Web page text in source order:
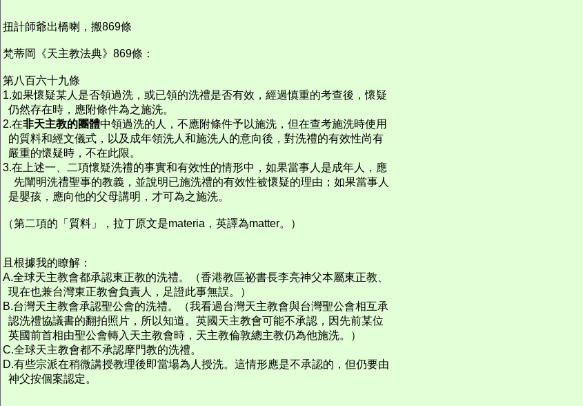
扭計師爺出橋喇，搬869條
梵蒂岡《天主教法典》869條：
第八百六十九條
1.如果懷疑某人是否領過洗，或已領的洗禮是否有效，經過慎重的考查後，懷疑
仍然存在時，應附條件為之施洗。
2.在非天主教的團體中領過洗的人，不應附條件予以施洗，但在查考施洗時使用
的質料和經文儀式，以及成年領洗人和施洗人的意向後，對洗禮的有效性尚有
嚴重的懷疑時，不在此限。
3.在上述一、二項懷疑洗禮的事實和有效性的情形中，如果當事人是成年人，應
先闡明洗禮聖事的教義，並說明已施洗禮的有效性被懷疑的理由；如果當事人
是嬰孩，應向他的父母講明，才可為之施洗。
（第二項的「質料」，拉丁原文是materia，英譯為matter。）
且根據我的瞭解：
A.全球天主教會都承認東正教的洗禮。（香港教區祕書長李亮神父本屬東正教、
現在也兼台灣東正教會負責人，足證此事無誤。）
B.台灣天主教會承認聖公會的洗禮。（我看過台灣天主教會與台灣聖公會相互承
認洗禮協議書的翻拍照片，所以知道。英國天主教會可能不承認，因先前某位
英國前首相由聖公會轉入天主教會時，天主教倫敦總主教仍為他施洗。）
C.全球天主教會都不承認摩門教的洗禮。
D.有些宗派在稍微講授教理後即當場為人授洗。這情形應是不承認的，但仍要由
神父按個案認定。